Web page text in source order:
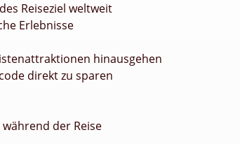
Reiseziel weltweit
Erlebnisse
hinausgehen
direkt zu sparen
der Reise